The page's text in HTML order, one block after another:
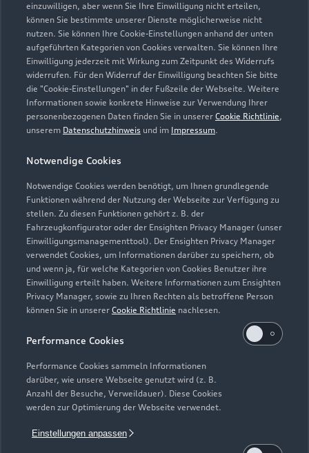
einzuwilligen, aber wenn Sie Ihre Einwilligung nicht erteilen,
können Sie bestimmte unserer Dienste möglicherweise nicht
nutzen. Sie können Ihre Cookie-Einstellungen anhand der unten
aufgeführten Kategorien von Cookies verwalten. Sie können Ihre
Einwilligung jederzeit mit Wirkung zum Zeitpunkt des Widerrufs
widerrufen. Für den Widerruf der Einwilligung beachten Sie bitte
die "Cookie-Einstellungen" in der Fußzeile der Webseite. Weitere
Informationen sowie konkrete Hinweise zur Verwendung Ihrer
personenbezogenen Daten finden Sie in unserer Cookie Richtlinie,
unserem Datenschutzhinweis und im Impressum.
Notwendige Cookies
Notwendige Cookies werden benötigt, um Ihnen grundlegende
Funktionen während der Nutzung der Webseite zur Verfügung zu
stellen. Zu diesen Funktionen gehört z. B. der
Fahrzeugkonfigurator oder der Ensighten Privacy Manager (unser
Einwilligungsmanagementtool). Der Ensighten Privacy Manager
verwendet Cookies, um Informationen darüber zu speichern, ob
und wenn ja, für welche Kategorien von Cookies Benutzer ihre
Einwilligung erteilt haben. Weitere Informationen zum Ensighten
Privacy Manager, sowie zu Ihren Rechten als betroffene Person
können Sie in unserer Cookie Richtlinie nachlesen.
Performance Cookies
Performance Cookies sammeln Informationen
darüber, wie unsere Webseite genutzt wird (z. B.
Anzahl der Besuche, Verweildauer). Diese Cookies
werden zur Optimierung der Webseite verwendet.
Einstellungen anpassen
Zu den Rädern
Zurück nach oben
Modelle
Elektromodelle
Plug-in-Hybride
Neuwagensuche
Gebrauchtwagensuche
Service & Zubehör
Saisonale Angebote
Audi Services
Support
Über Audi